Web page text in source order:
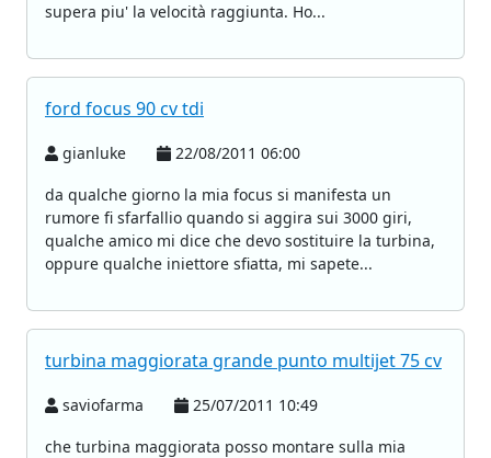
supera piu' la velocità raggiunta. Ho...
ford focus 90 cv tdi
gianluke
22/08/2011 06:00
da qualche giorno la mia focus si manifesta un
rumore fi sfarfallio quando si aggira sui 3000 giri,
qualche amico mi dice che devo sostituire la turbina,
oppure qualche iniettore sfiatta, mi sapete...
turbina maggiorata grande punto multijet 75 cv
saviofarma
25/07/2011 10:49
che turbina maggiorata posso montare sulla mia